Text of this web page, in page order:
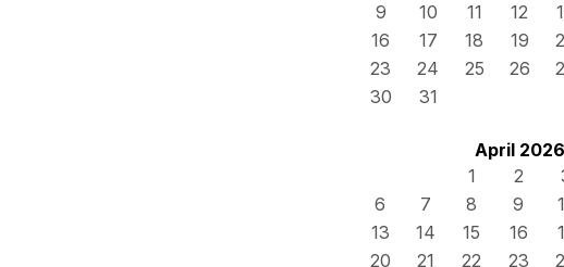
9
10 11 12
16
17 18 19
23
24 25 26
30
31
April 2026
1
2
6
7 8 9
13
14 15 16
20
21 22 23